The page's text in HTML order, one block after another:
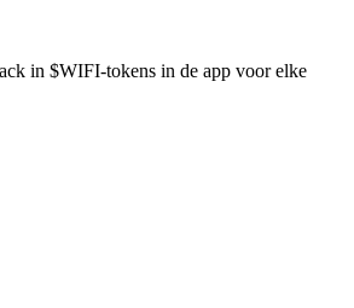
in $WIFI-tokens in de app voor elke